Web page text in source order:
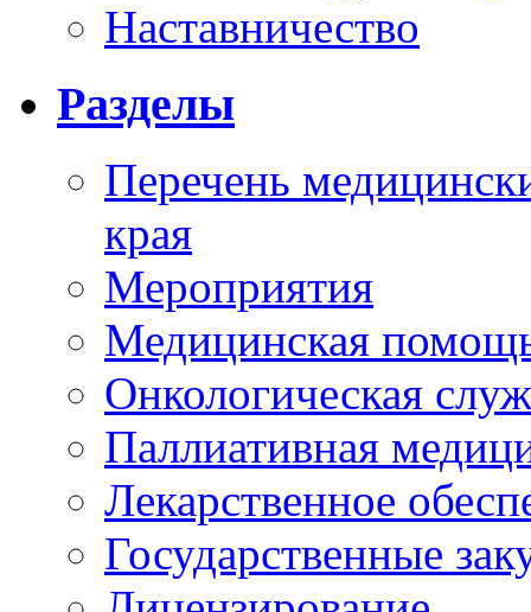
Наставничество
Разделы
Перечень
края
Мероприятия
Медицинская
Онкологическая
Паллиативная
Лекарственное
Государственные